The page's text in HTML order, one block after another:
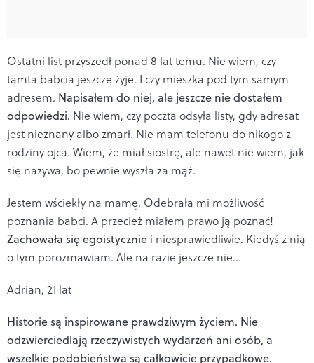
Ostatni list przyszedł ponad 8 lat temu. Nie wiem, czy
tamta babcia jeszcze żyje. I czy mieszka pod tym samym
adresem. Napisałem do niej, ale jeszcze nie dostałem
odpowiedzi. Nie wiem, czy poczta odsyła listy, gdy adresat
jest nieznany albo zmarł. Nie mam telefonu do nikogo z
rodziny ojca. Wiem, że miał siostrę, ale nawet nie wiem, jak
się nazywa, bo pewnie wyszła za mąż.
Jestem wściekły na mamę. Odebrała mi możliwość
poznania babci. A przecież miałem prawo ją poznać!
Zachowała się egoistycznie i niesprawiedliwie. Kiedyś z nią
o tym porozmawiam. Ale na razie jeszcze nie…
Adrian, 21 lat
Historie są inspirowane prawdziwym życiem. Nie
odzwierciedlają rzeczywistych wydarzeń ani osób, a
wszelkie podobieństwa są całkowicie przypadkowe.